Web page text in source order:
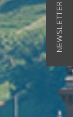
NEWSLETTER